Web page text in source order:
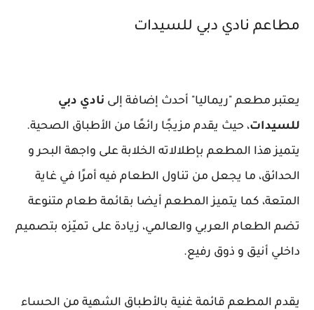
مطاعم نادي دبي للسيدات
يعتبر مطعم "ريماليا" أحدث إضافة إلى نادي دبي
للسيدات، حيث يقدم مزيجًا رائعًا من الأطباق الصحية.
يتميز هذا المطعم بإطلالاته الخلابة على واجهة البحر و
الحدائق، ما يجعل من تناول الطعام فيه أمرًا في غاية
المتعة، كما يتميز المطعم أيضا بقائمة طعام متنوعة
تضم الطعام العربي والعالمي، زيادة على تميّزه بتصميم
داخلي أنيق و ذوق رفيع.
يقدم المطعم قائمة غنية بالأطباق الشهية من الحساء